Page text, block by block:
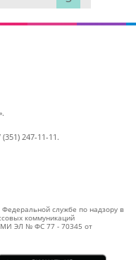
(351) 247-11-11.
Федеральной службе по надзору в
коммуникаций
ЭЛ № ФС 77 - 70345 от